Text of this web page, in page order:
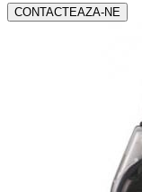
CONTACTEAZA-NE